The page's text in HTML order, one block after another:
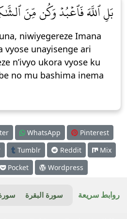
بَلِ ٱللَّهَ فَٱعۡبُدۡ وَكُن مِّنَ
niwiyegereze Imana
vyose unayisenge ari
n’ivyo ukora vyose ku
no mu bashima inema
WhatsApp
Pinterest
Tumblr Reddit
Mix
Pocket Wordpress
روابط سريعة سورة البقرة